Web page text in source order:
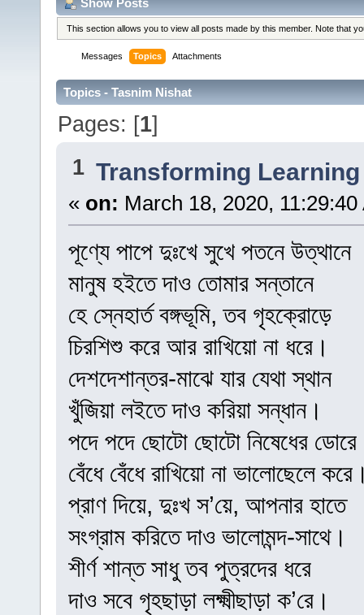
This section allows you to view all posts made by this member. Note that
Messages Topics Attachments
Topics - Tasnim Nishat
Pages: [1]
1 Transforming
« on: March 18, 2020, 11:29:40
পূণ্যে পাপে দুঃখে সুখে পতনে উত্থানে
মানুষ হইতে দাও তোমার সন্তানে
হে স্নেহার্ত বঙ্গভূমি, তব গৃহক্রোড়ে
চিরশিশু করে আর রাখিয়ো না ধরে।
দেশদেশান্তর-মাঝে যার যেথা স্থান
খুঁজিয়া লইতে দাও করিয়া সন্ধান।
পদে পদে ছোটো ছোটো নিষেধের ডোরে
বেঁধে বেঁধে রাখিয়ো না ভালোছেলে
প্রাণ দিয়ে, দুঃখ স’য়ে, আপনার হাতে
সংগ্রাম করিতে দাও ভালোমন্দ-সাথে।
শীর্ণ শান্ত সাধু তব পুত্রদের ধরে
দাও সবে গৃহছাড়া লক্ষ্মীছাড়া ক’রে।